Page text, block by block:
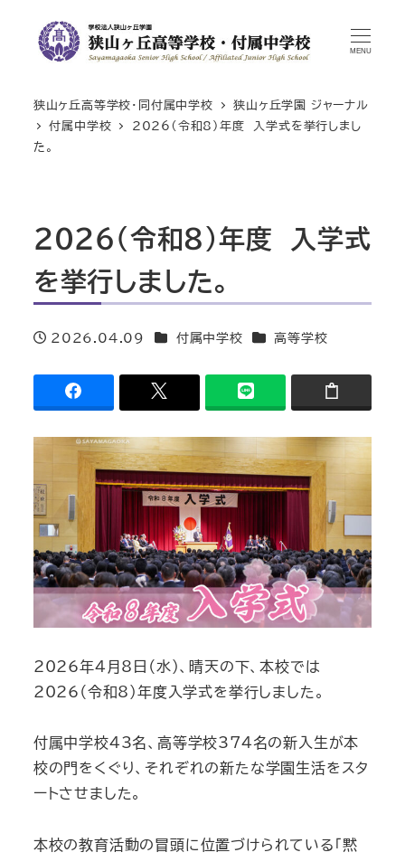
MENU
狭山ヶ丘高等学校・同付属中学校
狭山ヶ丘学園 ジャーナル
付属中学校
2026（令和8）年度 入学式を挙行しまし
た。
2026（令和8）年度 入学式
を挙行しました。
投稿日
2026.04.09 カテゴリー
付属中学校 カテゴリー
高等学校
2026年4月8日（水）、晴天の下、本校では
2026（令和8）年度入学式を挙行しました。
付属中学校43名、高等学校374名の新入生が本
校の門をくぐり、それぞれの新たな学園生活をスタ
ートさせました。
本校の教育活動の冒頭に位置づけられている「黙